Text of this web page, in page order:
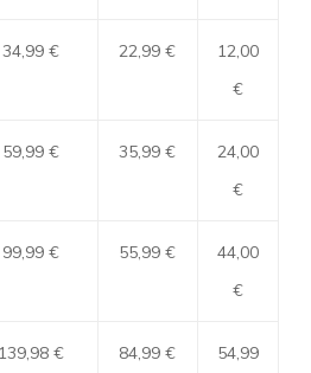
34,99 € 22,99 €
12,00
€
59,99 € 35,99 €
24,00
€
99,99 € 55,99 €
44,00
€
139,98 € 84,99 €
54,99